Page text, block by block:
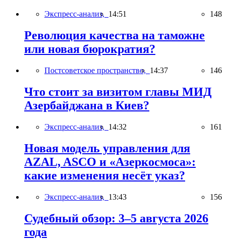
Экспресс-анализ, 14:51 148
Революция качества на таможне
или новая бюрократия?
Постсоветское пространство, 14:37 146
Что стоит за визитом главы МИД
Азербайджана в Киев?
Экспресс-анализ, 14:32 161
Новая модель управления для
AZAL, ASCO и «Азеркосмоса»:
какие изменения несёт указ?
Экспресс-анализ, 13:43 156
Судебный обзор: 3–5 августа 2026
года